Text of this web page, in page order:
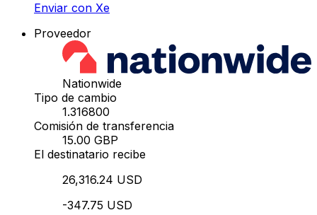
Enviar con Xe
Proveedor
Nationwide
Tipo de cambio
1.316800
Comisión de transferencia
15.00 GBP
El destinatario recibe
26,316.24 USD
-347.75 USD